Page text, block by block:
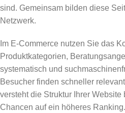
sind. Gemeinsam bilden diese
Netzwerk.
Im E-Commerce nutzen Sie das
Produktkategorien,
systematisch und
Besucher finden schneller
versteht die Struktur Ihrer Website
Chancen auf ein höheres Ranking.